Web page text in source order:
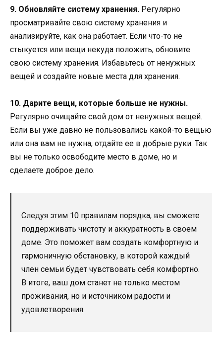
9. Обновляйте систему хранения. Регулярно
просматривайте свою систему хранения и
анализируйте, как она работает. Если что-то не
стыкуется или вещи некуда положить, обновите
свою систему хранения. Избавьтесь от ненужных
вещей и создайте новые места для хранения.
10. Дарите вещи, которые больше не нужны.
Регулярно очищайте свой дом от ненужных вещей.
Если вы уже давно не пользовались какой-то вещью
или она вам не нужна, отдайте ее в добрые руки. Так
вы не только освободите место в доме, но и
сделаете доброе дело.
Следуя этим 10 правилам порядка, вы сможете
поддерживать чистоту и аккуратность в своем
доме. Это поможет вам создать комфортную и
гармоничную обстановку, в которой каждый
член семьи будет чувствовать себя комфортно.
В итоге, ваш дом станет не только местом
проживания, но и источником радости и
удовлетворения.